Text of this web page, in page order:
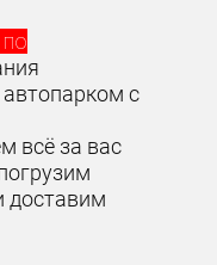
с
всё за вас
доставим